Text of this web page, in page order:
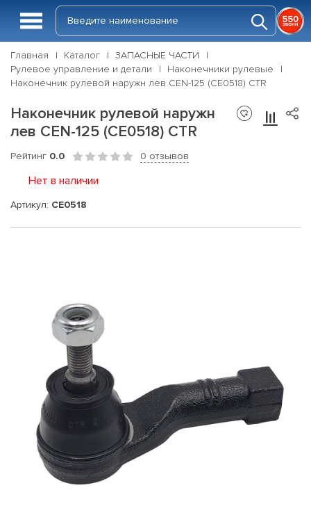
Главная Каталог
ЗАПАСНЫЕ ЧАСТИ
Рулевое управление и детали
Наконечники рулевые
Наконечник рулевой наружн лев CEN-125 (CE0518) CTR
Наконечник рулевой наружн
лев CEN-125 (CE0518) CTR
Рейтинг 0.0 0 отзывов
Нет в наличии
Артикул: CE0518